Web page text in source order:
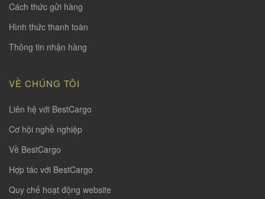
Cách thức gửi hàng
Hình thức thanh toàn
Thông tin nhận hàng
VỀ CHÚNG TÔI
Liên hệ với BestCargo
Cơ hội nghề nghiệp
Về BestCargo
Hợp tác với BestCargo
Quy chế hoạt động website